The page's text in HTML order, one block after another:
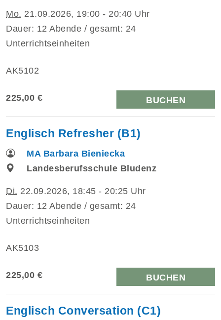
Mo. 21.09.2026, 19:00 - 20:40 Uhr
Dauer: 12 Abende / gesamt: 24
Unterrichtseinheiten
AK5102
225,00 € BUCHEN
Englisch Refresher (B1)
MA Barbara Bieniecka
Landesberufsschule Bludenz
Di. 22.09.2026, 18:45 - 20:25 Uhr
Dauer: 12 Abende / gesamt: 24
Unterrichtseinheiten
AK5103
225,00 € BUCHEN
Englisch Conversation (C1)